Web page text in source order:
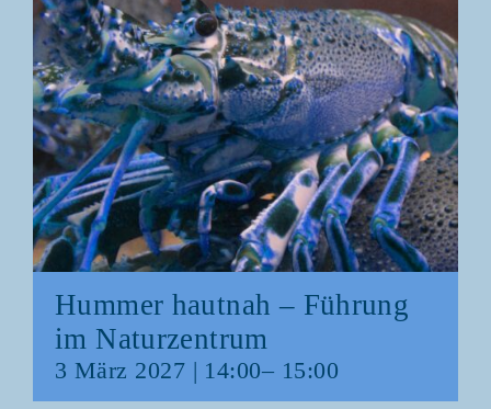
Hum­mer haut­nah – Füh­rung
im Naturzentrum
3 März 2027 | 14:00– 15:00